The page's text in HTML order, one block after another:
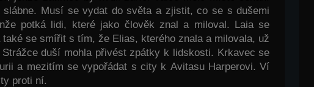
Musí se vydat do světa a zjistit, co se s dušemi
potká lidi, které jako člověk znal a miloval. Laia se
se smířit s tím, že Elias, kterého znala a milovala, už
duší mohla přivést zpátky k lidskosti. Krkavec se
a mezitím se vypořádat s city k Avitasu Harperovi. Ví
proti ní.